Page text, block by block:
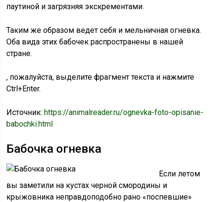
паутиной и загрязняя экскрементами.
Таким же образом ведет себя и мельничная огневка.
Оба вида этих бабочек распространены в нашей
стране.
, пожалуйста, выделите фрагмент текста и нажмите
Ctrl+Enter.
Источник:https://animalreader.ru/ognevka-foto-opisanie-
babochki.html
Бабочка огневка
Если летом
вы заметили на кустах черной смородины и
крыжовника неправдоподобно рано «поспевшие»